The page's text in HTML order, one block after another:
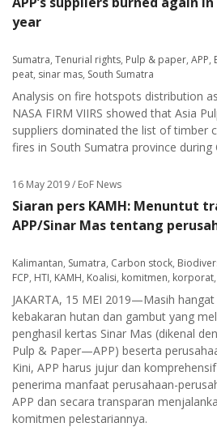
year
Sumatra, Tenurial rights, Pulp & paper, APP,
peat, sinar mas, South Sumatra
Analysis on fire hotspots distribution
NASA FIRM VIIRS showed that Asia
suppliers dominated the list of timber
fires in South Sumatra province during
16 May 2019/ EoF News
Siaran pers KAMH: Menuntut
APP/Sinar Mas tentang
Kalimantan, Sumatra, Carbon stock,
FCP, HTI, KAMH, Koalisi, komitmen, korporat,
JAKARTA, 15 MEI 2019—Masih
kebakaran hutan dan gambut yang
penghasil kertas Sinar Mas (dikenal
Pulp & Paper—APP) beserta
Kini, APP harus jujur dan
penerima manfaat perusahaan-
APP dan secara transparan
komitmen pelestariannya.